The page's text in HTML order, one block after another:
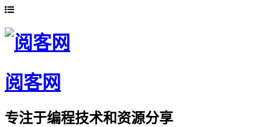
阅客网
专注于编程技术和资源分享